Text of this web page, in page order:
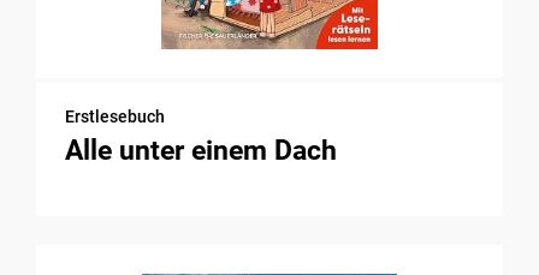
Erstlesebuch
Alle unter einem Dach